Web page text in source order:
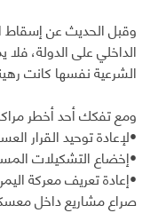
وقبل الحديث عن إسقاط
الداخلي على الدولة،
الشرعية نفسها كانت
ومع تفكك أحد أخطر
•لإعادة توحيد القرار
•إخضاع التشكيلات
•إعادة تعريف معركة
صراع مشاريع داخل